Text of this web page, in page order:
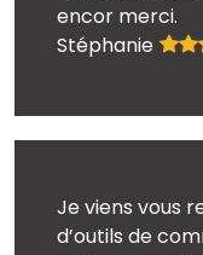
encor merci.
Stéphanie
Je viens vous
d’outils de